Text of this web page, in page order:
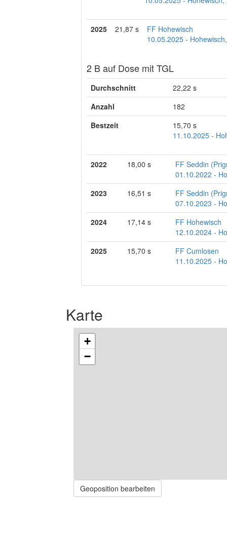
2025 21,87 s
FF Hohewisch
10.05.2025 -
2 B auf Dose mit TGL
Durchschnitt
22,22 s
Anzahl
182
Bestzeit
15,70 s
11.10.2025 -
2022 18,00 s
FF Seddin
01.10.2022 -
2023
16,51 s
FF Seddin
07.10.2023 -
2024
17,14 s
FF Hohewisch
12.10.2024 -
2025
15,70 s
FF Cumlosen
11.10.2025 -
Karte
+
−
Geoposition bearbeiten